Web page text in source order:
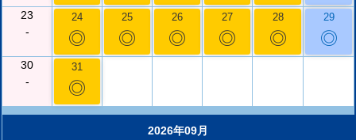
23
-
24
◎
25
◎
26
◎
27
◎
28
◎
29
◎
30
-
31
◎
2026年09月